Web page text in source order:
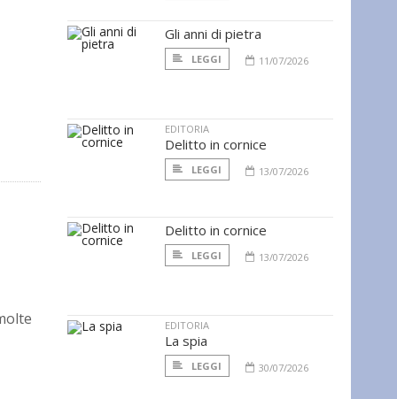
Gli anni di pietra
LEGGI 11/07/2026
EDITORIA
Delitto in cornice
LEGGI 13/07/2026
Delitto in cornice
LEGGI 13/07/2026
EDITORIA
La spia
LEGGI 30/07/2026